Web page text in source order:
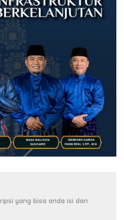
yang bisa anda isi dan